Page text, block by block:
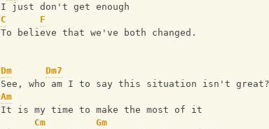
I just don't get enough
C
F
To believe that we've both changed.
Dm
Dm7
See, who am I to say this situation isn't great?
Am
It is my time to make the most of it
Cm
Gm